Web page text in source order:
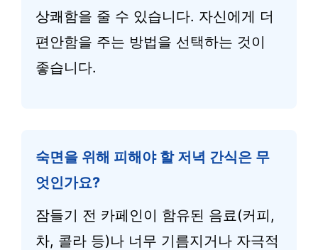
상쾌함을 줄 수 있습니다. 자신에게 더
편안함을 주는 방법을 선택하는 것이
좋습니다.
숙면을 위해 피해야 할 저녁 간식은 무
엇인가요?
잠들기 전 카페인이 함유된 음료(커피,
차, 콜라 등)나 너무 기름지거나 자극적